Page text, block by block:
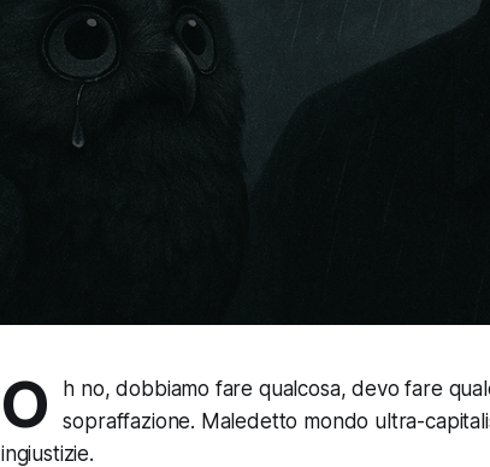
O
h no, dobbiamo fare qualcosa, devo fare
sopraffazione. Maledetto mondo ultra-
ingiustizie.